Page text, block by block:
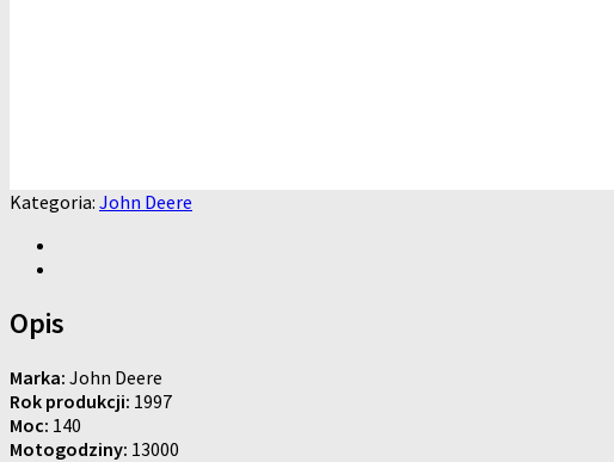
Kategoria: John Deere
Opis
Marka: John Deere
Rok produkcji: 1997
Moc: 140
Motogodziny: 13000